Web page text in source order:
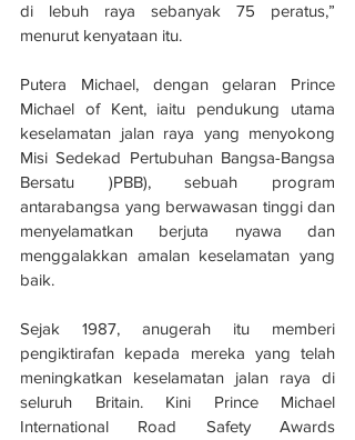
di lebuh raya sebanyak 75 peratus,”
menurut kenyataan itu.
Putera Michael, dengan gelaran Prince
Michael of Kent, iaitu pendukung utama
keselamatan jalan raya yang menyokong
Misi Sedekad Pertubuhan Bangsa-Bangsa
Bersatu )PBB), sebuah program
antarabangsa yang berwawasan tinggi dan
menyelamatkan berjuta nyawa dan
menggalakkan amalan keselamatan yang
baik.
Sejak 1987, anugerah itu memberi
pengiktirafan kepada mereka yang telah
meningkatkan keselamatan jalan raya di
seluruh Britain. Kini Prince Michael
International Road Safety Awards